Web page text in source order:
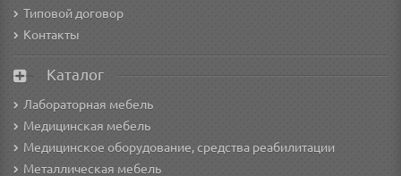
Типовой договор
Контакты
Каталог
Лабораторная мебель
Медицинская мебель
Медицинское оборудование, средства реабилитации
Металлическая мебель